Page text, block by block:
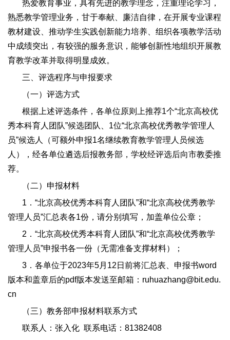
热爱教育事业，具有先进的教学理念，注重理论学习，
熟悉教学管理业务，甘于奉献、廉洁自律，在开展专业课程
教材建设、推动学生实践创新能力培养、组织各项教学活动
中成绩突出，有较强的服务意识，能够创新性地组织开展教
育教学改革并取得明显成效。
三、评选程序与申报要求
（一）评选方式
根据上述评选条件，各单位原则上推荐1个“北京高校优
秀本科育人团队”候选团队、1位“北京高校优秀教学管理人
员”候选人（可额外申报1名继续教育教学管理人员候选
人），经各单位遴选后报教务部，学校经评选后向市教委推
荐。
（二）申报材料
1．“北京高校优秀本科育人团队”和“北京高校优秀教学
管理人员”汇总表各1份，请分别填写，加盖单位公章；
2．“北京高校优秀本科育人团队”和“北京高校优秀教学
管理人员”申报书各一份（无需准备支撑材料）；
3．各单位于2023年5月12日前将汇总表、申报书word
版本和盖章后的pdf版本发送至邮箱：ruhuazhang@bit.edu.
cn
（三）教务部申报材料联系方式
联系人：张入化 联系电话：81382408